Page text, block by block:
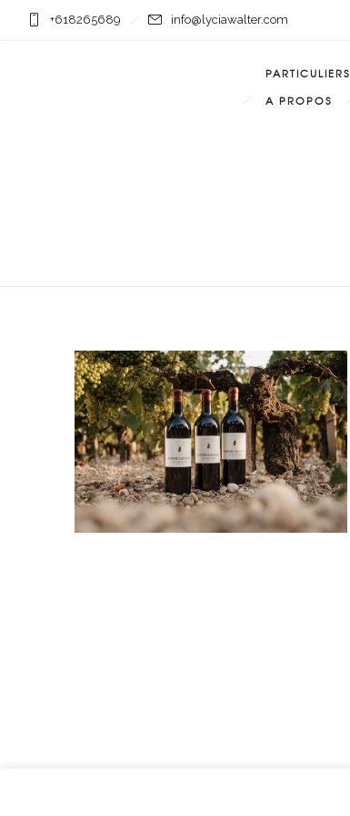
+618265689 info@lyciawalter.com
PARTICULIERS
A PROPOS